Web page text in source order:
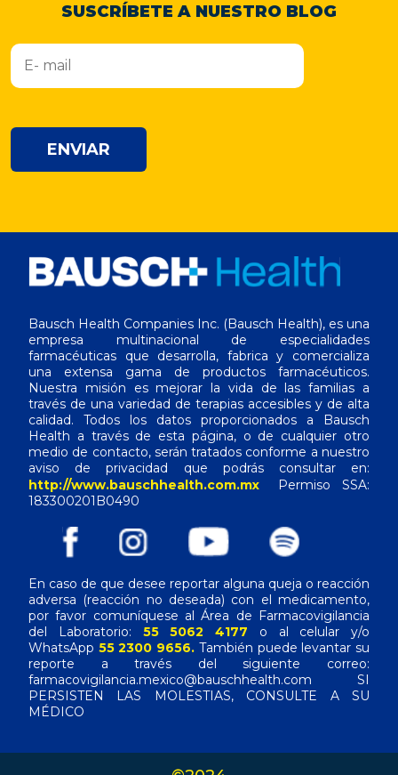
SUSCRÍBETE A NUESTRO BLOG
ENVIAR
Bausch Health Companies Inc. (Bausch Health), es una
empresa multinacional de especialidades
farmacéuticas que desarrolla, fabrica y comercializa
una extensa gama de productos farmacéuticos.
Nuestra misión es mejorar la vida de las familias a
través de una variedad de terapias accesibles y de alta
calidad. Todos los datos proporcionados a Bausch
Health a través de esta página, o de cualquier otro
medio de contacto, serán tratados conforme a nuestro
aviso de privacidad que podrás consultar en:
http://www.bauschhealth.com.mx
Permiso SSA:
183300201B0490
En caso de que desee reportar alguna queja o reacción
adversa (reacción no deseada) con el medicamento,
por favor comuníquese al Área de Farmacovigilancia
del Laboratorio: 55 5062 4177 o al celular y/o
WhatsApp 55 2300 9656. También puede levantar su
reporte a través del siguiente correo:
farmacovigilancia.mexico@bauschhealth.com SI
PERSISTEN LAS MOLESTIAS, CONSULTE A SU
MÉDICO